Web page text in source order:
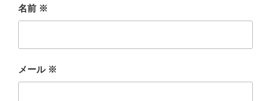
名前 ※
メール ※